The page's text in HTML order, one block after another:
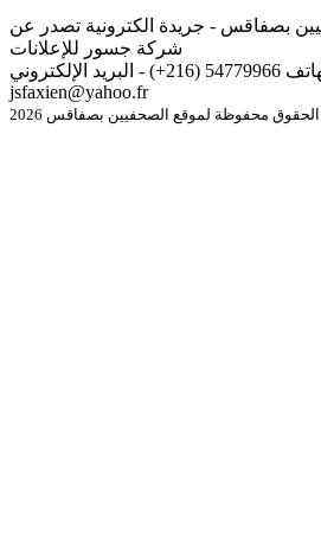
بصفاقس - جريدة الكترونية تصدر عن
شركة جسور للإعلانات
للإتصال أو نشر الردود الهاتف 54779966 (216+) - البريد الإلكتروني
jsfaxien@yahoo.fr
محفوظة لموقع الصحفيين بصفاقس 2026